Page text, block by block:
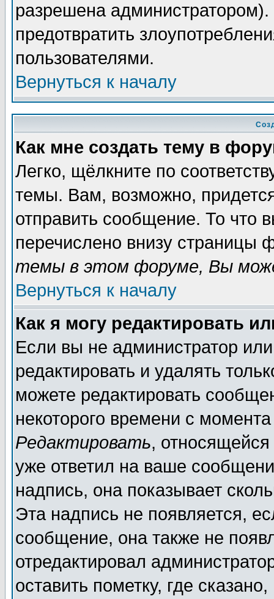
разрешена
предотвратить
пользователями.
Вернуться к началу
Как мне создать тему в
Легко, щёлкните по
темы. Вам, возможно,
отправить сообщение. То что
перечислено внизу страницы
темы в этом форуме, Вы
Вернуться к началу
Как я могу редактировать
Если вы не администратор
редактировать и удалять
можете редактировать
некоторого времени с
Редактировать,
уже ответил на ваше
надпись, она показывает
Эта надпись не появляется,
сообщение, она также не
отредактировал
оставить пометку, где